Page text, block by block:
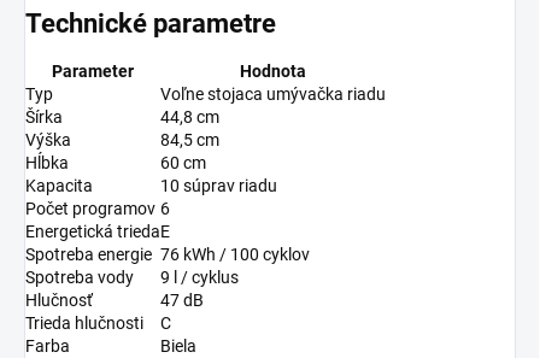
Technické parametre
Parameter
Hodnota
Typ
Voľne stojaca umývačka riadu
Šírka
44,8 cm
Výška
84,5 cm
Hĺbka
60 cm
Kapacita
10 súprav riadu
Počet programov 6
Energetická triedaE
Spotreba energie 76 kWh / 100 cyklov
Spotreba vody
9 l / cyklus
Hlučnosť
47 dB
Trieda hlučnosti
C
Farba
Biela